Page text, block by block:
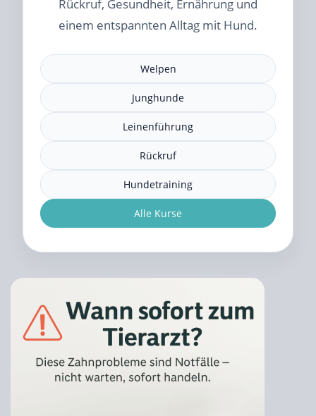
Rückruf, Gesundheit, Ernährung und
einem entspannten Alltag mit Hund.
Welpen
Junghunde
Leinenführung
Rückruf
Hundetraining
Alle Kurse